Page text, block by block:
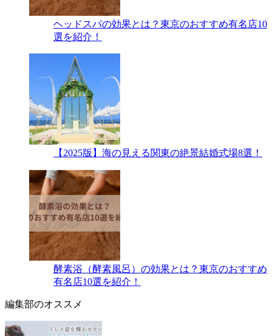
ヘッドスパの効果とは？東京のおすすめ有名店10
選を紹介！
【2025版】海の見える関東の絶景結婚式場8選！
酵素浴（酵素風呂）の効果とは？東京のおすすめ
有名店10選を紹介！
編集部のオススメ